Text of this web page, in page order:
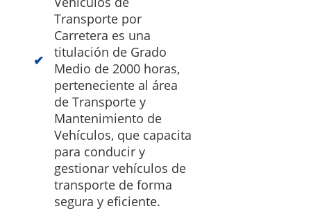
Transporte por
Carretera es una
titulación de Grado
Medio de 2000 horas,
perteneciente al área
de Transporte y
Mantenimiento de
Vehículos, que capacita
para conducir y
gestionar vehículos de
transporte de forma
segura y eficiente.